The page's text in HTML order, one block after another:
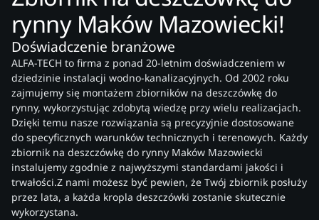
rynny Maków Mazowiecki!
Doświadczenie branżowe
ALFA-TECH to firma z ponad 20-letnim doświadczeniem w
dziedzinie instalacji wodno-kanalizacyjnych. Od 2002 roku
zajmujemy się montażem zbiorników na deszczówkę do
rynny, wykorzystując zdobytą wiedzę przy wielu realizacjach.
Dzięki temu nasze rozwiązania są precyzyjnie dostosowane
do specyficznych warunków technicznych i terenowych. Każdy
zbiornik na deszczówkę do rynny Maków Mazowiecki
instalujemy zgodnie z najwyższymi standardami jakości i
trwałości.Z nami możesz być pewien, że Twój zbiornik posłuży
przez lata, a każda kropla deszczówki zostanie skutecznie
wykorzystana.